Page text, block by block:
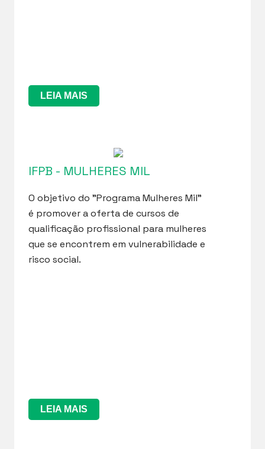
LEIA MAIS
IFPB - MULHERES MIL
O objetivo do "Programa Mulheres Mil"
é promover a oferta de cursos de
qualificação profissional para mulheres
que se encontrem em vulnerabilidade e
risco social.
LEIA MAIS